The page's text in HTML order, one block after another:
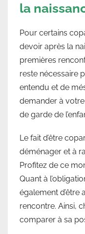
la
Pour certains
devoir après la
premières
reste nécessaire
entendu et de
demander à
de garde de
Le fait d’être
déménager et à
Profitez de ce
Quant à
également d’être
rencontre. Ainsi,
comparer à sa